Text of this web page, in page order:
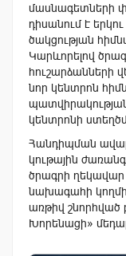
մասնագետների
դիսանում է
ծակ­ցության
Կարևորելով
հուշարձանների
նոր կենտրոն
կենտրոնի
Հանդիպման
կութային
ծրագրի
նախագահի
առթիվ
Խորենացի»